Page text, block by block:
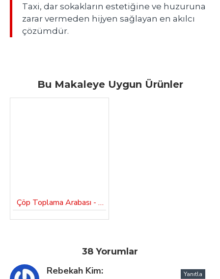
Taxi, dar sokakların estetiğine ve huzuruna
zarar vermeden hijyen sağlayan en akılcı
çözümdür.
Bu Makaleye Uygun Ürünler
Çöp Toplama Arabası - GARBAGE TAXi
38 Yorumlar
Rebekah Kim: Yanıtla